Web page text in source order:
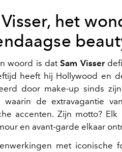
het
woord is datSam Visser
heeft hij Hollywood en
door make-up sinds
waarin de extravagantie
accenten. Zijn motto?
en avant-garde elkaar
met iconische